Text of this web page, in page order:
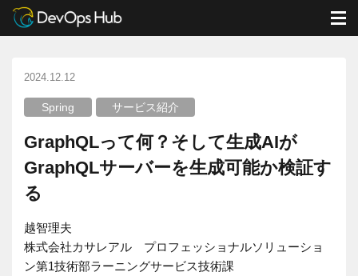
DevOps Hub ブログ
Spring
GraphQLって何？そして生成AIがGraphQLサーバーを生成可能か検証する
2024.12.12
Spring サービス紹介
GraphQLって何？そして生成AIが
GraphQLサーバーを生成可能か検証す
る
越智理夫
株式会社カサレアル プロフェッショナルソリューショ
ン第1技術部ラーニングサービス技術課